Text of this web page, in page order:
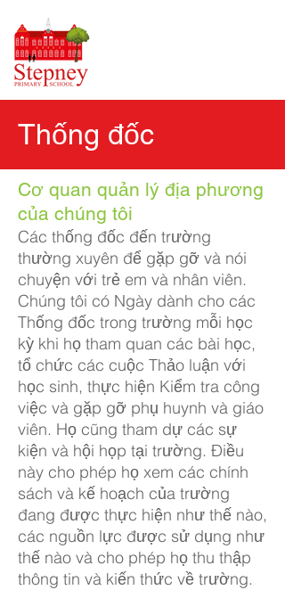
Thống đốc
Cơ quan quản lý địa phương
của chúng tôi
Các thống đốc đến trường
thường xuyên để gặp gỡ và nói
chuyện với trẻ em và nhân viên.
Chúng tôi có Ngày dành cho các
Thống đốc trong trường mỗi học
kỳ khi họ tham quan các bài học,
tổ chức các cuộc Thảo luận với
học sinh, thực hiện Kiểm tra công
việc và gặp gỡ phụ huynh và giáo
viên. Họ cũng tham dự các sự
kiện và hội họp tại trường. Điều
này cho phép họ xem các chính
sách và kế hoạch của trường
đang được thực hiện như thế nào,
các nguồn lực được sử dụng như
thế nào và cho phép họ thu thập
thông tin và kiến thức về trường.